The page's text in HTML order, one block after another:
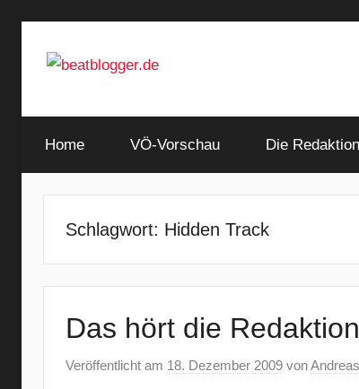
Inhalt
beatblogger.de
and
the
Home VÖ-Vorschau Die Redaktion
Schlagwort: Hidden Track
Das hört die
Veröffentlicht am 18. Dezember 2009 von